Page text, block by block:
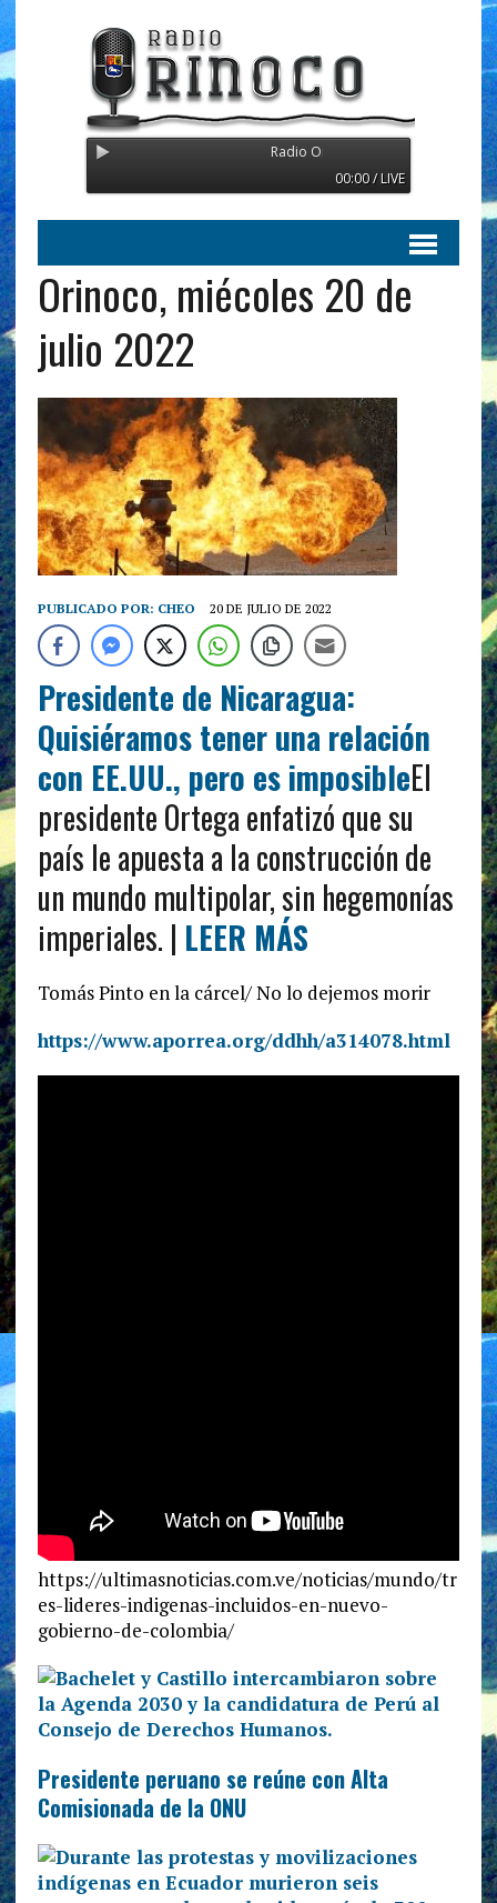
Radio Orinoco - Transmitiendo desde
00:00 / LIVE
Orinoco, miécoles 20 de
julio 2022
PUBLICADO POR: CHEO 20 DE JULIO DE 2022
Presidente de Nicaragua:
Quisiéramos tener una relación
con EE.UU., pero es imposibleEl
presidente Ortega enfatizó que su
país le apuesta a la construcción de
un mundo multipolar, sin hegemonías
imperiales. | LEER MÁS
Tomás Pinto en la cárcel/ No lo dejemos morir
https://www.aporrea.org/ddhh/a314078.html
https://ultimasnoticias.com.ve/noticias/mundo/tr
es-lideres-indigenas-incluidos-en-nuevo-
gobierno-de-colombia/
Presidente peruano se reúne con Alta
Comisionada de la ONU